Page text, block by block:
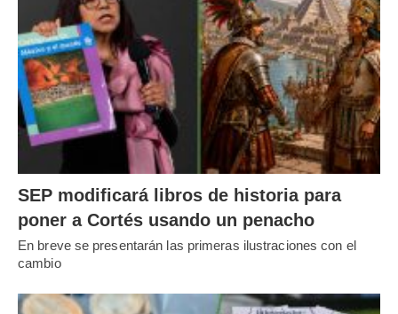
SEP modificará libros de historia para
poner a Cortés usando un penacho
En breve se presentarán las primeras ilustraciones con el
cambio